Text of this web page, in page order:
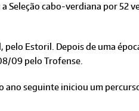
Seleção cabo-verdiana por 52
Estoril. Depois de uma
09 pelo Trofense.
seguinte iniciou um